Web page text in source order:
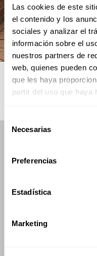
Las cookies de este
el contenido y los
sociales y analizar el
información sobre el
nuestros partners de
web, quienes pueden
que les haya
partir del uso que haya
Selección
Necesarias
Preferencias
Estadística
Marketing
AIRE ROYALE